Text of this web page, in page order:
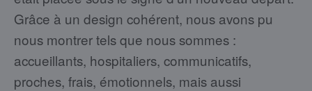
Grâce à un design cohérent, nous avons pu
nous montrer tels que nous sommes :
accueillants, hospitaliers, communicatifs,
proches, frais, émotionnels, mais aussi